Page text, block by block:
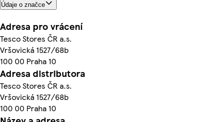
Údaje o značce
Adresa pro vrácení
Tesco Stores ČR a.s.
Vršovická 1527/68b
100 00 Praha 10
Adresa distributora
Tesco Stores ČR a.s.
Vršovická 1527/68b
100 00 Praha 10